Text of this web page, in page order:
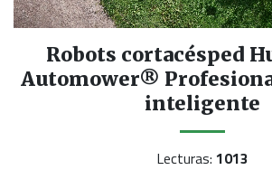
Robots cortacésped
Automower®
inteligente
Lecturas: 1013